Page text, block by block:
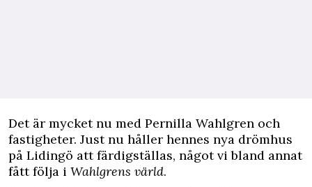
Det är mycket nu med Pernilla Wahlgren och
fastigheter. Just nu håller hennes nya drömhus
på Lidingö att färdigställas, något vi bland annat
fått följa i Wahlgrens värld.